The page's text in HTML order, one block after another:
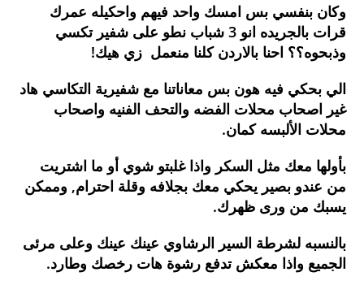
وكان بنفسي بس امسك واحد فيهم واحكيله عمرك
قرات بالجريده انو 3 شباب نطو على شفير تكسي
وذبحوه؟؟ احنا بالاردن كلنا منعمل زي هيك!
الي بحكي فيه هون بس معاناتنا مع شفيرية التكاسي هاد
غير اصحاب محلات الفضه والتحف الفنيه واصحاب
محلات الألبسه كمان.
بأولها معك مثل السكر واذا غلبتو شوي أو ما اشتريت
من عندو بصير يحكي معك بجلافه وقلة احترام, وممكن
يسبك من ورى ظهرك.
بالنسبه لشرطة السير الرشاوي عينك عينك وعلى مرئى
الجميع واذا معكش تدفع رشوة هات رخصك وطارد.